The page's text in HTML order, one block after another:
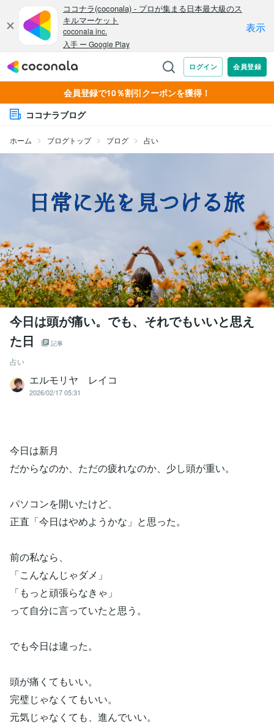
会員登録で10％割引クーポンを獲得！
ココナラブログ
ホーム ブログトップ ブログ 占い
今日は頭が痛い。でも、それでもいいと思え
た日
記事
占い
エルモリヤ レイコ
2026/02/17 05:31
今日は新月
だからなのか、ただの疲れなのか、少し頭が重い。
パソコンを開いたけど、
正直「今日はやめようかな」と思った。
前の私なら、
「こんなんじゃダメ」
「もっと頑張らなきゃ」
って自分に言っていたと思う。
でも今日は違った。
頭が痛くてもいい。
完璧じゃなくてもいい。
元気じゃなくても、進んでいい。